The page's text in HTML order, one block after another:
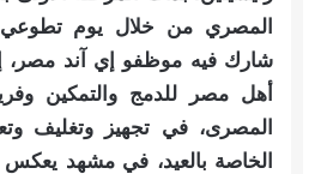
المصري من خلال يوم
شارك فيه موظفو إي آند مصر،
أهل مصر للدمج والتمكين
المصرى، في تجهيز وتغليف
الخاصة بالعيد، في مشهد يعكس